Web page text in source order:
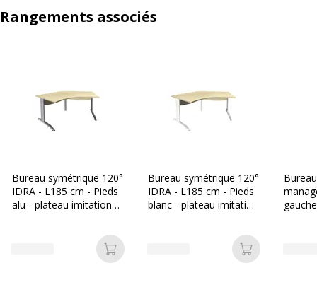
Rangements associés
Bureau symétrique 120°
IDRA - L185 cm - Pieds
alu - plateau imitation
Ajouter au panier
Bureau symétrique 120°
IDRA - L185 cm - Pieds
blanc - plateau imitation
Ajouter au